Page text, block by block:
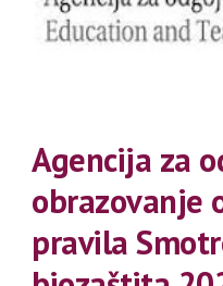
Agencija za
obrazovanje
pravila